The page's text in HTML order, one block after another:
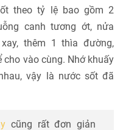
theo tỷ lệ bao gồm 2
canh tương ớt, nửa
thêm 1 thìa đường,
vào cùng. Nhớ khuấy
vậy là nước sốt đã
cũng rất đơn giản